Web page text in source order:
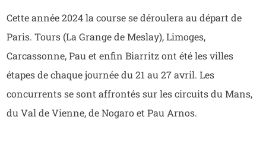
Cette année 2024 la course se déroulera au départ de
Paris. Tours (La Grange de Meslay), Limoges,
Carcassonne, Pau et enfin Biarritz ont été les villes
étapes de chaque journée du 21 au 27 avril. Les
concurrents se sont affrontés sur les circuits du Mans,
du Val de Vienne, de Nogaro et Pau Arnos.